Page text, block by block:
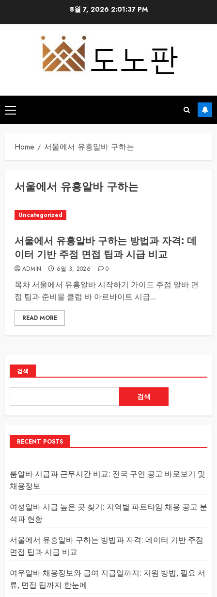
8월 7, 2026 2:01:37 PM
Primary
Menu
Home 서울에서 유흥알바 구하는
서울에서 유흥알바 구하는
Uncategorized
서울에서 유흥알바 구하는 방법과 자격: 데
이터 기반 주점 면접 팁과 시급 비교
ADMIN 6월 3, 2026 0
목차 서울에서 유흥알바 시작하기 가이드 주점 알바 면
접 팁과 준비물 클럽 바 아르바이트 시급...
READ MORE
검색
검색
RECENT POSTS
룸알바 시급과 근무시간 비교: 전국 구인 공고 바로보기 및
채용정보
여성알바 시급 높은 곳 찾기: 지역별 파트타임 채용 공고 분
석과 현황
서울에서 유흥알바 구하는 방법과 자격: 데이터 기반 주점
면접 팁과 시급 비교
여우알바 채용정보와 급여 지급일까지: 지원 방법, 필요 서
류, 면접 팁까지 한눈에